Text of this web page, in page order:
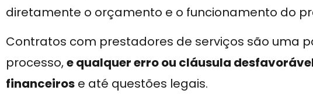
diretamente o orçamento e o funcionamento do
Contratos com prestadores de serviços são uma
processo,e qualquer erro ou cláusula
financeiros e até questões legais.